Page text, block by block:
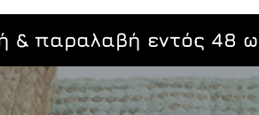
& παραλαβή εντός 48